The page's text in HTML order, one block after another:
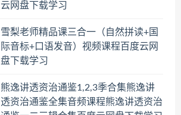
云网盘下载学习
雪梨老师精品课三合一（自然拼读+国
际音标+口语发音）视频课程百度云网
盘下载学习
熊逸讲透资治通鉴1,2,3季合集熊逸讲
透资治通鉴全集音频课程熊逸讲透资治